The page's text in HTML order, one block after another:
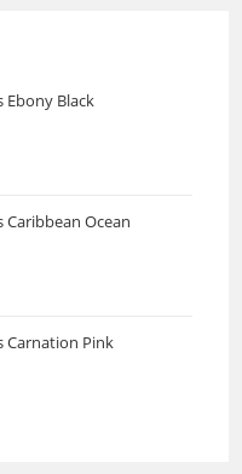
Ebony Black
Ocean
Carnation Pink